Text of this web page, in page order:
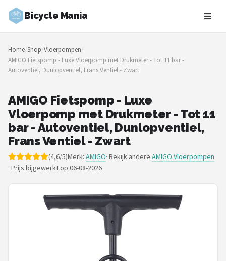
Bicycle Mania
Zoeken
NAVIGATIE
Shop
Merken
Blog
Fietsroutes
Kinderfietsen
Stadsfietsen
Home/Shop/Vloerpompen/
AMIGO Fietspomp - Luxe Vloerpomp met Drukmeter - Tot 11 bar -
Autoventiel, Dunlopventiel, Frans Ventiel - Zwart
AMIGO Fietspomp - Luxe
Vloerpomp met Drukmeter - Tot 11
bar - Autoventiel, Dunlopventiel,
Frans Ventiel - Zwart
(4,6/5)Merk: AMIGO· Bekijk andere AMIGO Vloerpompen
· Prijs bijgewerkt op 06-08-2026